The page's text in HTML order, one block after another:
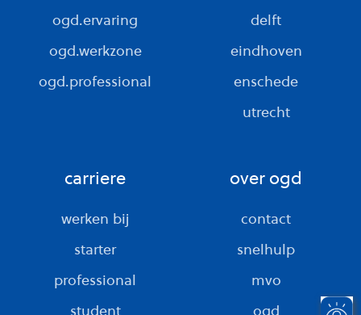
ogd.ervaring
ogd.werkzone
ogd.professional
delft
eindhoven
enschede
utrecht
carriere
werken bij
starter
professional
student
over ogd
contact
snelhulp
mvo
ogd